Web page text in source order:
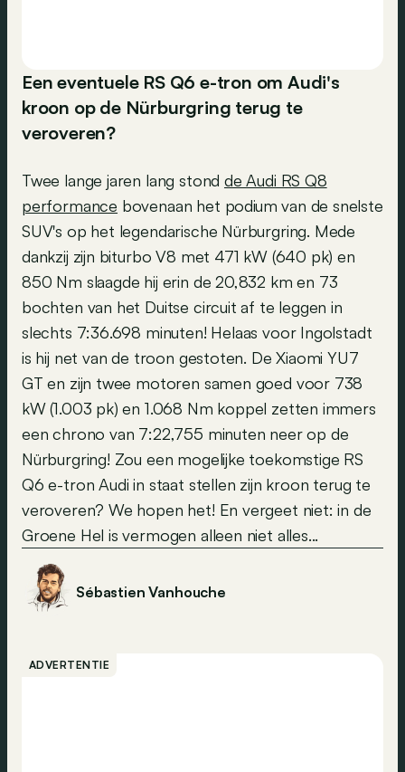
Een eventuele RS Q6 e-tron om Audi's
kroon op de Nürburgring terug te
veroveren?
Twee lange jaren lang stond de Audi RS Q8
performance bovenaan het podium van de snelste
SUV's op het legendarische Nürburgring. Mede
dankzij zijn biturbo V8 met 471 kW (640 pk) en
850 Nm slaagde hij erin de 20,832 km en 73
bochten van het Duitse circuit af te leggen in
slechts 7:36.698 minuten! Helaas voor Ingolstadt
is hij net van de troon gestoten. De Xiaomi YU7
GT en zijn twee motoren samen goed voor 738
kW (1.003 pk) en 1.068 Nm koppel zetten immers
een chrono van 7:22,755 minuten neer op de
Nürburgring! Zou een mogelijke toekomstige RS
Q6 e-tron Audi in staat stellen zijn kroon terug te
veroveren? We hopen het! En vergeet niet: in de
Groene Hel is vermogen alleen niet alles...
Sébastien Vanhouche
ADVERTENTIE